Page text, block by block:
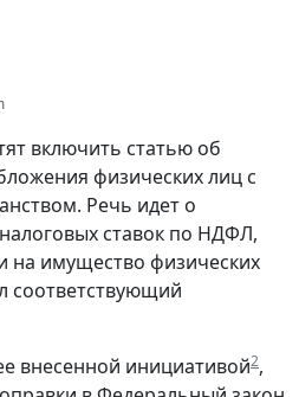
включить статью об
физических лиц с
Речь идет о
ставок по НДФЛ,
на имущество физических
соответствующий
внесенной инициативой2,